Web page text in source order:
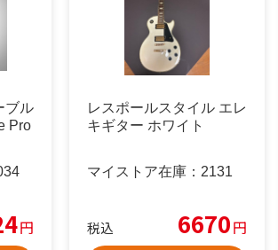
ブル
Pro
円
レスポールスタイル エレ
キギター ホワイト
マイストア在庫： 2131
税込 6670円